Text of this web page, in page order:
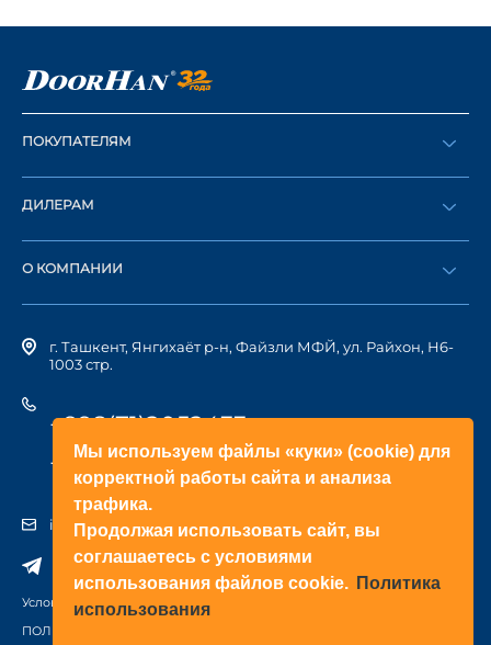
Мы используем файлы «куки» (cookie) для
корректной работы сайта и анализа
трафика.
Продолжая использовать сайт, вы
соглашаетесь с условиями
использования файлов cookie. Политика
использования
ПОКУПАТЕЛЯМ
Оформить заказ
Каталог
ДИЛЕРАМ
Стать дилером
О КОМПАНИИ
История компании
г. Ташкент, Янгихаёт р-н, Файзли МФЙ, ул. Райхон, Н6-
1003 стр.
+998(71)2052433
+998(71)2052422
info@doorhan.uz
Условия использования сайта
ПОЛИТИКА КОНФИДЕНЦИАЛЬНОСТИ